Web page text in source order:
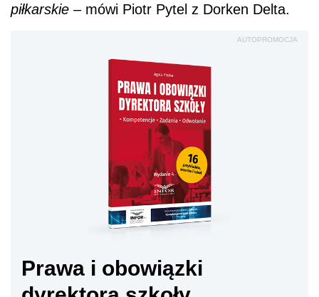
piłkarskie – mówi Piotr Pytel z Dorken Delta.
AUTOPROMOCJA
Prawa i obowiązki